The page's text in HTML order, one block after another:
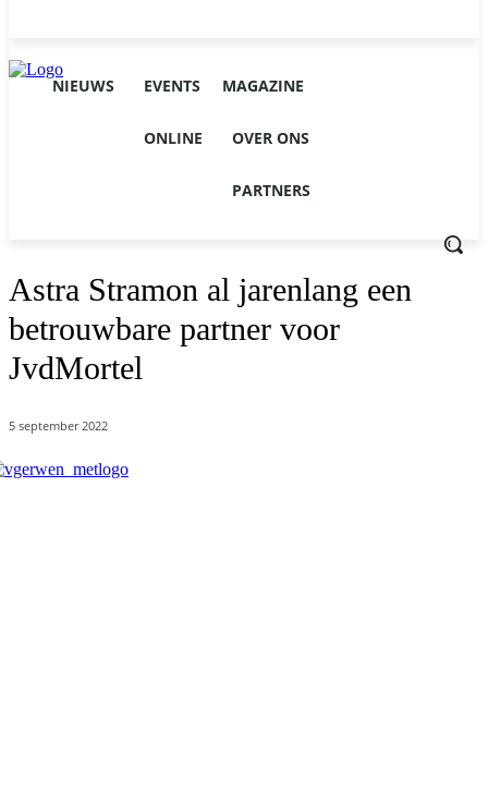
NIEUWS EVENTS MAGAZINE
ONLINE OVER ONS
PARTNERS
Astra Stramon al jarenlang een
betrouwbare partner voor
JvdMortel
5 september 2022